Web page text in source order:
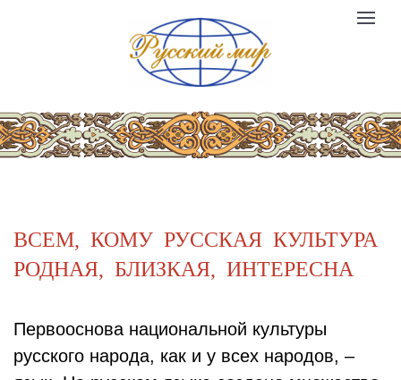
Компания
logo
Toggle
ВСЕМ, КОМУ РУССКАЯ КУЛЬТУРА
РОДНАЯ, БЛИЗКАЯ, ИНТЕРЕСНА
Первооснова национальной культуры
русского народа, как и у всех народов, –